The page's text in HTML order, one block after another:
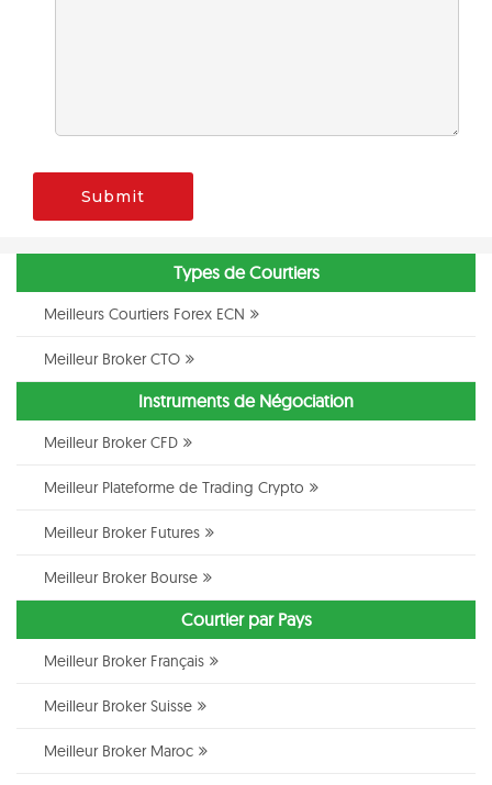
Submit
Types de Courtiers
Meilleurs Courtiers Forex ECN
Meilleur Broker CTO
Instruments de Négociation
Meilleur Broker CFD
Meilleur Plateforme de Trading Crypto
Meilleur Broker Futures
Meilleur Broker Bourse
Courtier par Pays
Meilleur Broker Français
Meilleur Broker Suisse
Meilleur Broker Maroc